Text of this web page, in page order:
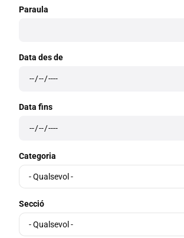
Paraula
Data des de
Data fins
Categoria
Secció